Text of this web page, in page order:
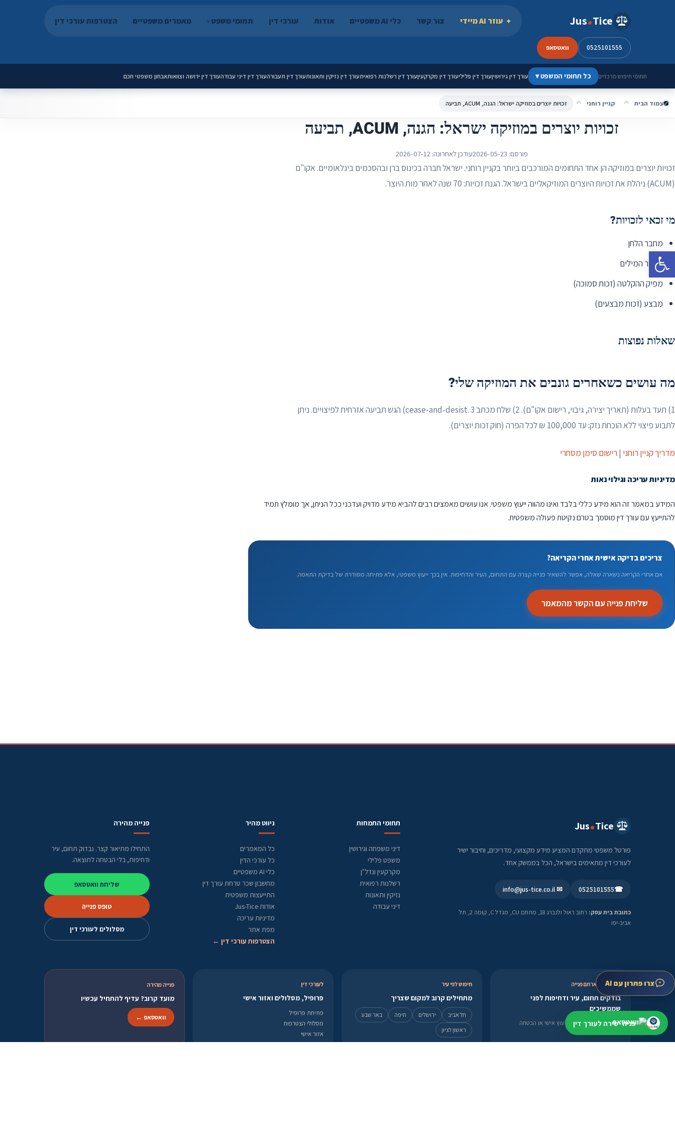
פתח סרגל נגישות
Jus Tice עוזר AI מיידי צור קשר כלי AI משפטיים אודות עורכי דין תחומי משפט מאמרים משפטיים הצטרפות עורכי דין
0525101555 וואטסאפ
תחומי חיפוש מרכזיים כל תחומי המשפט▾ עורך דין גירושיןעורך דין פליליעורך דין מקרקעיןעורך דין רשלנות רפואיתעורך דין נזיקין ותאונותעורך דין תעבורהעורך דין דיני עבודהעורך דין ירושה וצוואותאבחון משפטי חכם
עמוד הבית קניין רוחני זכויות יוצרים במוזיקה ישראל: הגנה, ACUM, תביעה
זכויות יוצרים במוזיקה ישראל: הגנה, ACUM, תביעה
פורסם: 2026-05-23עודכן לאחרונה:2026-07-12
זכויות יוצרים במוזיקה הן אחד התחומים המורכבים ביותר בקניין רוחני. ישראל חברה בכינוס ברן ובהסכמים בינלאומיים. אקו"ם
(ACUM) ניהלת את זכויות היוצרים המוזיקאליים בישראל. הגנת זכויות: 70 שנה לאחר מות היוצר.
מי זכאי לזכויות?
מחבר הלחן
מחבר המילים
מפיק ההקלטה (זכות סמוכה)
מבצע (זכות מבצעים)
שאלות נפוצות
מה עושים כשאחרים גונבים את המוזיקה שלי?
1) תעד בעלות (תאריך יצירה, גיבוי, רישום אקו"ם). 2) שלח מכתב cease-and-desist. 3) הגש תביעה אזרחית לפיצויים. ניתן
לתבוע פיצוי ללא הוכחת נזק: עד 100,000 ₪ לכל הפרה (חוק זכות יוצרים).
מדריך קניין רוחני | רישום סימן מסחרי
מדיניות עריכה וגילוי נאות
המידע במאמר זה הוא מידע כללי בלבד ואינו מהווה ייעוץ משפטי. אנו עושים מאמצים רבים להביא מידע מדויק ועדכני ככל הניתן, אך מומלץ תמיד
להתייעץ עם עורך דין מוסמך בטרם נקיטת פעולה משפטית.
צריכים בדיקה אישית אחרי הקריאה?
אם אחרי הקריאה נשארה שאלה, אפשר להשאיר פנייה קצרה עם התחום, העיר והדחיפות. אין בכך ייעוץ משפטי, אלא פתיחה מסודרת של בדיקת התאמה.
שליחת פנייה עם הקשר מהמאמר
Jus Tice
פורטל משפטי מתקדם המציע מידע מקצועי, מדריכים, וחיבור ישיר
לעורכי דין מתאימים בישראל, הכל בממשק אחד.
☎
0525101555
✉ info@jus-tice.co.il
כתובת בית עסק:
רחוב ראול ולנברג 18, מתחם CU, מגדל C, קומה 2, תל
אביב-יפו
תחומי התמחות
דיני משפחה וגירושין
משפט פלילי
מקרקעין ונדל"ן
רשלנות רפואית
נזיקין ותאונות
דיני עבודה
ניווט מהיר
כל המאמרים
כל עורכי הדין
כלי AI משפטיים
מחשבון שכר טרחת עורך דין
התייעצות משפטית
אודות Jus-Tice
מדיניות עריכה
מפת אתר
הצטרפות עורכי דין ←
פנייה מהירה
התחילו מתיאור קצר. נבדוק תחום, עיר
ודחיפות, בלי הבטחה לתוצאה.
שליחת וואטסאפ
טופס פנייה
מסלולים לעורכי דין
אחרי שהשארתם פנייה
בודקים תחום, עיר ודחיפות לפני
שממשיכים
בלי להציג מידע כללי כייעוץ אישי או הבטחה
חיפוש לפי עיר
מתחילים קרוב למקום שצריך
תל אביב ירושלים חיפה
באר שבע
ראשון לציון
לעורכי דין
פרופיל, מסלולים ואזור אישי
פתיחת פרופיל
מסלולי הצטרפות
אזור אישי
פנייה מהירה
מועד קרוב? עדיף להתחיל עכשיו
וואטסאפ ←
צרו פתרון עם AI
פניה ישירה לעורך דין